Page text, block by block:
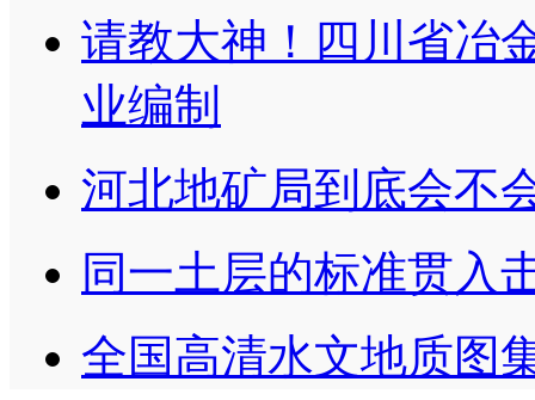
请教大神！四川省冶
业编制
河北地矿局到底会不
同一土层的标准贯入
全国高清水文地质图